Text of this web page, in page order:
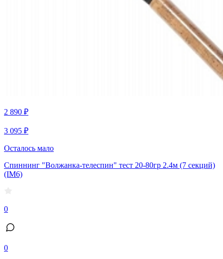
2 890 ₽
3 095 ₽
Осталось мало
Спиннинг "Волжанка-телеспин" тест 20-80гр 2.4м (7 секций)
(IM6)
0
0